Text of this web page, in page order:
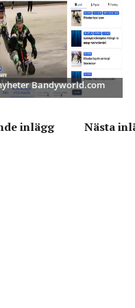
Bandyworld.com
inlägg Nästa